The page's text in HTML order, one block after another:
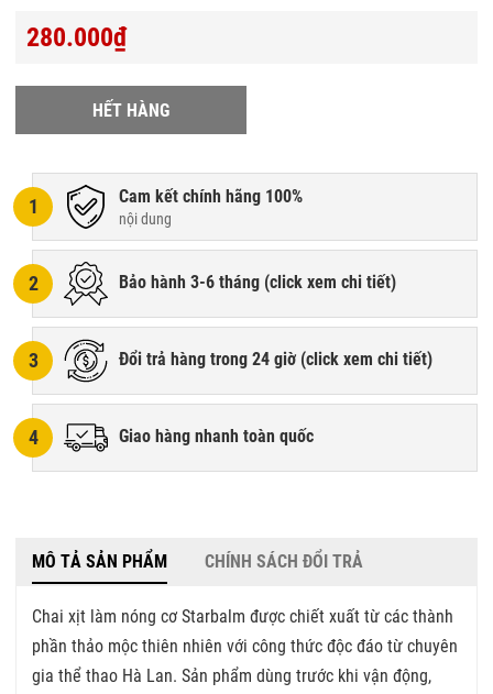
280.000₫
HẾT HÀNG
1 Cam kết chính hãng 100%
nội dung
2 Bảo hành 3-6 tháng (click xem chi tiết)
3 Đổi trả hàng trong 24 giờ (click xem chi tiết)
4 Giao hàng nhanh toàn quốc
MÔ TẢ SẢN PHẨM CHÍNH SÁCH ĐỔI TRẢ
Chai xịt làm nóng cơ Starbalm được chiết xuất từ các thành
phần thảo mộc thiên nhiên với công thức độc đáo từ chuyên
gia thể thao Hà Lan. Sản phẩm dùng trước khi vận động,